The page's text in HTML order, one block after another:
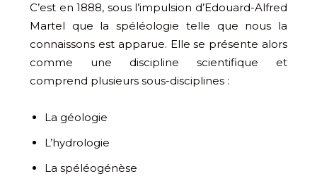
C’est en 1888, sous l’impulsion d’Edouard-Alfred
Martel que la spéléologie telle que nous la
connaissons est apparue. Elle se présente alors
comme une discipline scientifique et
comprend plusieurs sous-disciplines :
La géologie
L’hydrologie
La spéléogénèse